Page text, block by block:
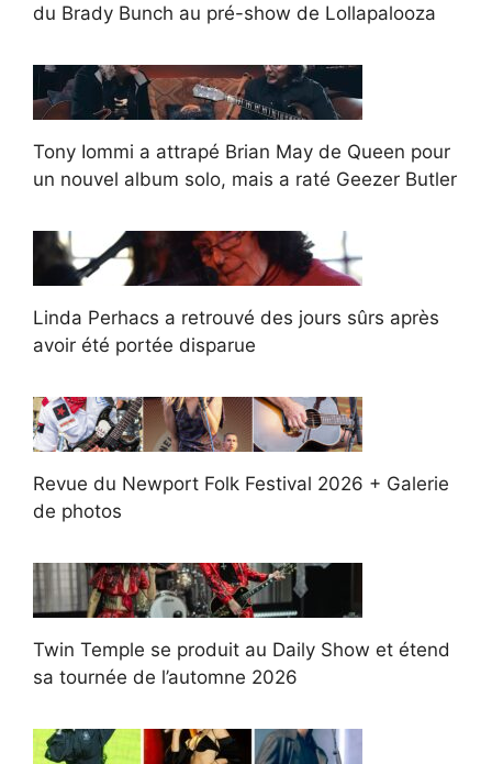
du Brady Bunch au pré-show de Lollapalooza
Tony Iommi a attrapé Brian May de Queen pour
un nouvel album solo, mais a raté Geezer Butler
Linda Perhacs a retrouvé des jours sûrs après
avoir été portée disparue
Revue du Newport Folk Festival 2026 + Galerie
de photos
Twin Temple se produit au Daily Show et étend
sa tournée de l’automne 2026